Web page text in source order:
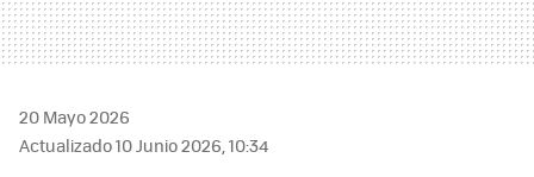
20 Mayo 2026
Actualizado 10 Junio 2026, 10:34